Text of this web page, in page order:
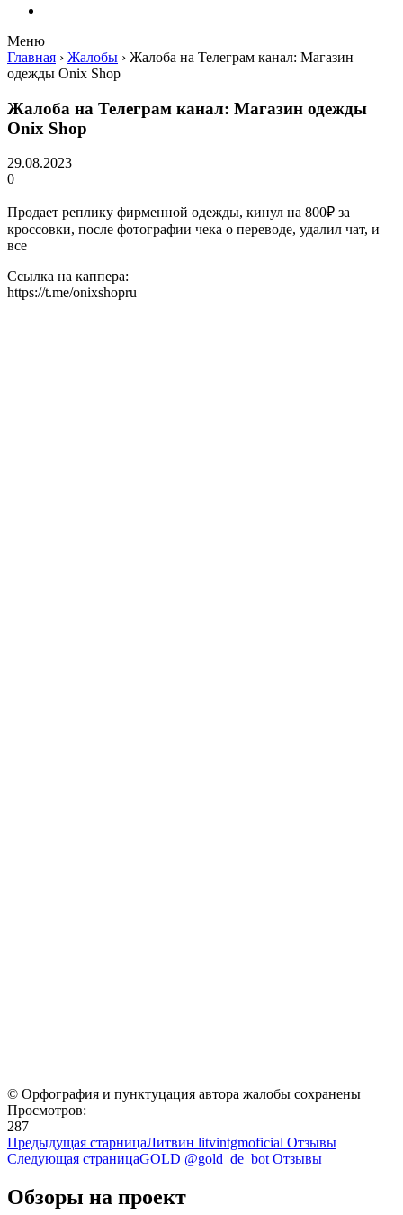
Меню
Главная › Жалобы › Жалоба на Телеграм канал: Магазин
одежды Onix Shop
Жалоба на Телеграм канал: Магазин одежды
Onix Shop
29.08.2023
0
Продает реплику фирменной одежды, кинул на 800₽ за
кроссовки, после фотографии чека о переводе, удалил чат, и
все
Ссылка на каппера:
https://t.me/onixshopru
© Орфография и пунктуцация автора жалобы сохранены
Просмотров:
287
Предыдущая старницаЛитвин litvintgmoficial Отзывы
Следующая страницаGOLD @gold_de_bot Отзывы
Обзоры на проект